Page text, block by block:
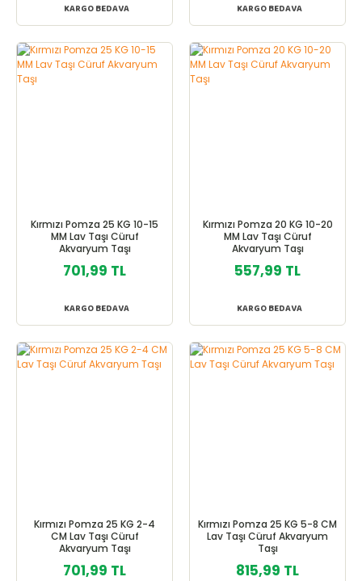
KARGO BEDAVA KARGO BEDAVA
Kırmızı Pomza 25 KG 10-15
MM Lav Taşı Cüruf
Akvaryum Taşı
701,99 TL
KARGO BEDAVA
Kırmızı Pomza 20 KG 10-20
MM Lav Taşı Cüruf
Akvaryum Taşı
557,99 TL
KARGO BEDAVA
Kırmızı Pomza 25 KG 2-4
CM Lav Taşı Cüruf
Akvaryum Taşı
701,99 TL
Kırmızı Pomza 25 KG 5-8 CM
Lav Taşı Cüruf Akvaryum
Taşı
815,99 TL